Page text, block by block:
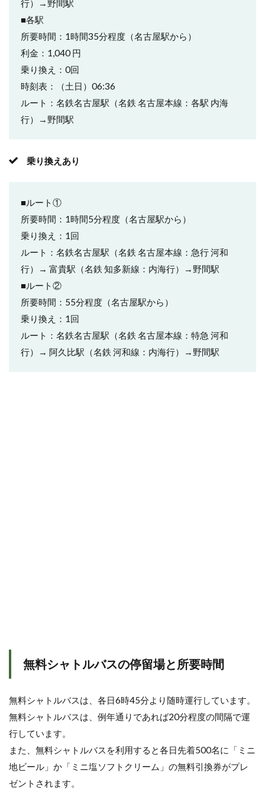
行）→野間駅
■各駅
所要時間：1時間35分程度（名古屋駅から）
利金：1,040 円
乗り換え：0回
時刻表：（土日）06:36
ルート：名鉄名古屋駅（名鉄 名古屋本線：各駅 内海
行）→野間駅
乗り換えあり
■ルート①
所要時間：1時間5分程度（名古屋駅から）
乗り換え：1回
ルート：名鉄名古屋駅（名鉄 名古屋本線：急行 河和
行）→ 富貴駅（名鉄 知多新線：内海行）→野間駅
■ルート②
所要時間：55分程度（名古屋駅から）
乗り換え：1回
ルート：名鉄名古屋駅（名鉄 名古屋本線：特急 河和
行）→ 阿久比駅（名鉄 河和線：内海行）→野間駅
無料シャトルバスの停留場と所要時間
無料シャトルバスは、各日6時45分より随時運行しています。
無料シャトルバスは、例年通りであれば20分程度の間隔で運
行しています。
また、無料シャトルバスを利用すると各日先着500名に「ミニ
地ビール」か「ミニ塩ソフトクリーム」の無料引換券がプレ
ゼントされます。